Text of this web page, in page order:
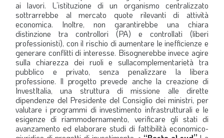
ai lavori. L’istituzione di un organismo centralizzato
sottrarrebbe al mercato quote rilevanti di attività
economica. Inoltre, non garantirebbe una chiara
distinzione tra controllori (PA) e controllati (liberi
professionisti), con il rischio di aumentare le inefficienze e
generare conflitti di interesse. Bisognerebbe invece agire
sulla chiarezza dei ruoli e sullacomplementarietà tra
pubblico e privato, senza penalizzare la libera
professione. Il progetto prevede anche la creazione di
InvestItalia, una struttura di missione alle dirette
dipendenze del Presidente del Consiglio dei ministri, per
valutare i programmi di investimento infrastrutturali e le
esigenze di riammodernamento, verificare gli stati di
avanzamento ed elaborare studi di fattibilità economico-